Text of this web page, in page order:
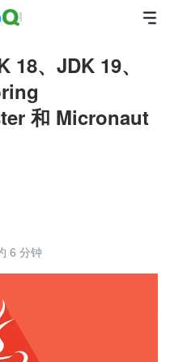
、JDK 19、
和 Micronaut
6 分钟